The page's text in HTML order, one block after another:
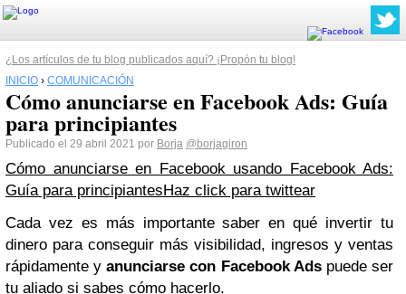
¿Los artículos de tu blog publicados aquí? ¡Propón tu blog!
INICIO › COMUNICACIÓN
Cómo anunciarse en Facebook Ads: Guía
para principiantes
Publicado el 29 abril 2021 por Borja @borjagiron
Cómo anunciarse en Facebook usando Facebook Ads:
Guía para principiantesHaz click para twittear
Cada vez es más importante saber en qué invertir tu
dinero para conseguir más visibilidad, ingresos y ventas
rápidamente yanunciarse con Facebook Adspuede ser
tu aliado si sabes cómo hacerlo.